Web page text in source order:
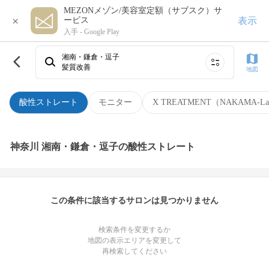
×
MEZONメゾン/美容室定額（サブスク）サ
ービス
入手 - Google Play
表示
酸性ストレート モニター X TREATMENT（NAKAMA-
湘南・鎌倉・逗子
髪質改善
地図
神奈川 湘南・鎌倉・逗子の酸性ストレート
この条件に該当するサロンは見つかりません
検索条件を変更するか
地図の表示エリアを変更して
再検索してください